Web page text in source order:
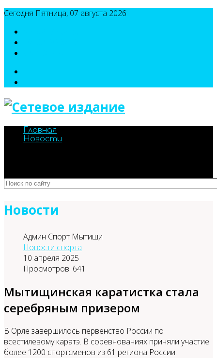
Сегодня Пятница, 07 августа 2026
Главная
Новости
Новости
Админ Спорт Мытищи
Новости спорта
10 апреля 2025
Просмотров: 641
Мытищинская каратистка стала
серебряным призером
В Орле завершилось первенство России по
всестилевому каратэ. В соревнованиях приняли участие
более 1200 спортсменов из 61 региона России.